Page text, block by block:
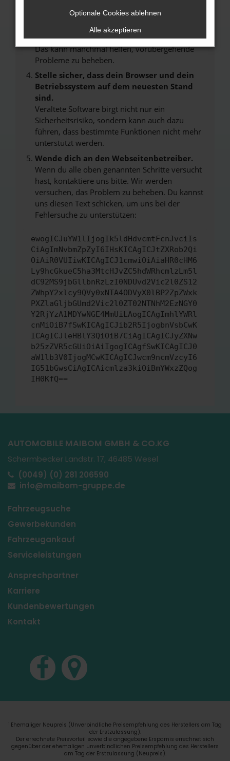
anderen Browser oder in einem privaten
Starte dein Gerät neu.
Das kann manchmal helfen, vorübergehende
Probleme zu beheben.
Stelle sicher, dass dein Browser und dein
Betriebssystem auf dem neuesten Stand
sind.
Veraltete Software birgt nicht nur ein
Sicherheitsrisiko, sondern kann auch dazu
führen, dass bestimmte Funktionen nicht mehr
unterstützt werden.
Wende dich an den Webseitenbetreiber.
Wenn du alle oben genannten Schritte versucht
hast, kontaktiere uns bitte. Wir werden
versuchen, das Problem zu beheben. Du kannst
uns diesen Text schicken, um uns bei der
Fehlersuche zu unterstützen:
ewogICJuYW1lIjogIk5ldHdvcmtFcnJvciIs
CiAgImNvbmZpZyI6IHsKICAgICJtZXRob2Qi
OiAiR0VUIiwKICAgICJ1cmwiOiAiaHR0cHM6
Ly9hcGkueC5ha3MtcHJvZC5hdWRhcmlzLm5l
dC92MS9jbGllbnRzLzI0NDUvd2Vic2l0ZS12
ZWhpY2xlcy9QVy0xNTA4ODVyX0lBP2ZpZWxk
PXZlaGljbGUmd2Vic2l0ZT02NTNhM2EzNGY0
Y2RjYzA1MDYwNGE4MmUiLAogICAgImhlYWRl
cnMiOiB7fSwKICAgICJib2R5IjogbnVsbCwK
ICAgICJleHBlY3QiOiB7CiAgICAgICJyZXNw
b25zZVR5cGUiOiAiIgogICAgfSwKICAgICJ0
aW1lb3V0IjogMCwKICAgICJwcm9ncmVzcyI6
IG51bGwsCiAgICAicmlza3kiOiBmYWxzZQog
IH0KfQ==
AUTOMOBILE MAIBOM GMBH & CO.KG
Schermbecker Landstr. 17, 46485 Wesel
(0049) (0) 281 206590
info@maibom-gruppe.de
Fahrzeugsuche
Gewerbekunden
Fahrzeugankauf
Serviceleistungen
Ansprechpartner
Karriere
Kundenbewertungen
Kontakt
1 Ehemaliger Neupreis (Unverbindliche Preisempfehlung des Herstellers am Tag
der Erstzulassung).
Der errechnete Preisvorteil sowie die angegebene Ersparnis errechnet sich
gegenüber der ehemaligen unverbindlichen Preisempfehlung des Herstellers
am Tag der Erstzulassung (Neupreis).
Optionale Cookies ablehnen
Alle akzeptieren